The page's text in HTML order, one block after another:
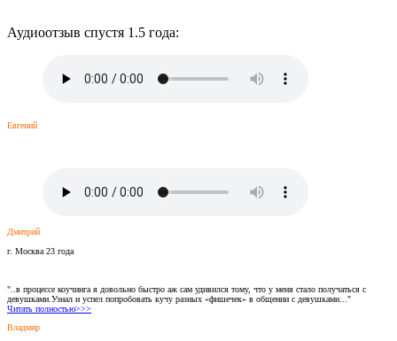
Аудиоотзыв спустя 1.5 года:
Евгений
Дмитрий
г. Москва 23 года
"..в процессе коучинга я довольно быстро аж сам удивился тому, что у меня стало получаться с
девушками.Узнал и успел попробовать кучу разных «фишечек» в общении с девушками..."
Читать полностью>>>
Владмир